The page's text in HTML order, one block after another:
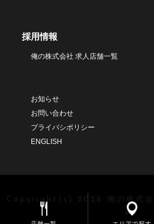
採用情報
俺の株式会社 求人店舗一覧
お知らせ
お問い合わせ
プライバシポリシー
ENGLISH
Copyright(c) 2026 俺の株式
ed.